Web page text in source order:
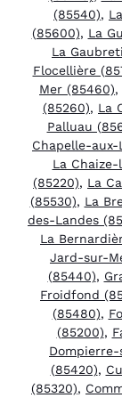
(85540),
(85600), La
La
Flocellière
Mer (85460),
(85260), La
Palluau
Chapelle-aux-
La Chaize-
(85220), La
(85530), La
des-Landes
La
Jard-sur-
(85440),
Froidfond
(85480),
(85200),
Dompierre-
(85420),
(85320),